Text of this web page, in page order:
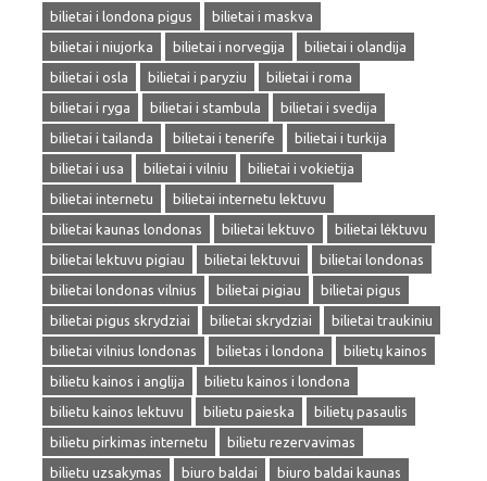
bilietai i londona pigus
bilietai i maskva
bilietai i niujorka
bilietai i norvegija
bilietai i olandija
bilietai i osla
bilietai i paryziu
bilietai i roma
bilietai i ryga
bilietai i stambula
bilietai i svedija
bilietai i tailanda
bilietai i tenerife
bilietai i turkija
bilietai i usa
bilietai i vilniu
bilietai i vokietija
bilietai internetu
bilietai internetu lektuvu
bilietai kaunas londonas
bilietai lektuvo
bilietai lėktuvu
bilietai lektuvu pigiau
bilietai lektuvui
bilietai londonas
bilietai londonas vilnius
bilietai pigiau
bilietai pigus
bilietai pigus skrydziai
bilietai skrydziai
bilietai traukiniu
bilietai vilnius londonas
bilietas i londona
bilietų kainos
bilietu kainos i anglija
bilietu kainos i londona
bilietu kainos lektuvu
bilietu paieska
bilietų pasaulis
bilietu pirkimas internetu
bilietu rezervavimas
bilietu uzsakymas
biuro baldai
biuro baldai kaunas